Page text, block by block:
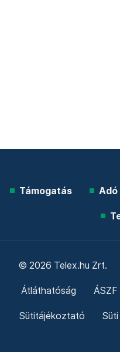
Támogatás Adó
© 2026 Telex.hu Zrt.
Átláthatóság ÁSZF
Sütitájékoztató